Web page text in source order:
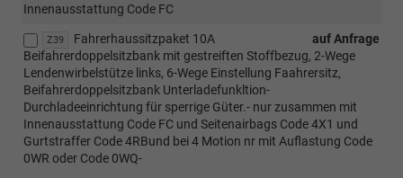
Innenausstattung Code FC
Z39 auf Anfrage
Fahrerhaussitzpaket 10A
Beifahrerdoppelsitzbank mit gestreiften Stoffbezug, 2-Wege
Lendenwirbelstütze links, 6-Wege Einstellung Faahrersitz,
Beifahrerdoppelsitzbank Unterladefunkltion-
Durchladeeinrichtung für sperrige Güter.- nur zusammen mit
Innenausstattung Code FC und Seitenairbags Code 4X1 und
Gurtstraffer Code 4RBund bei 4 Motion nr mit Auflastung Code
0WR oder Code 0WQ-